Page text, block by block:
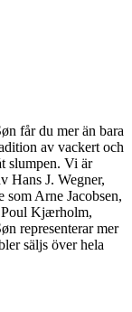
får du mer än bara
av vackert och
slumpen. Vi är
Hans J. Wegner,
Arne Jacobsen,
Poul Kjærholm,
representerar mer
säljs över hela